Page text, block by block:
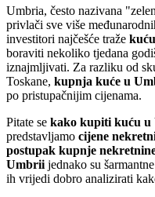
Umbria, često nazivana
privlači sve više
investitori najčešće traže
boraviti nekoliko tjedana
iznajmljivati. Za razliku od
Toskane, kupnja kuće u
po pristupačnijim cijenama.
Pitate se kako kupiti kuću u
predstavljamo cijene
postupak kupnje
Umbrii jednako su
ih vrijedi dobro analizirati